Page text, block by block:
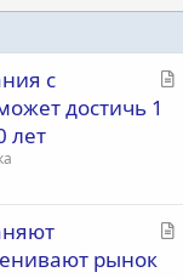
С
с
достичь 1
лет
С
рынок